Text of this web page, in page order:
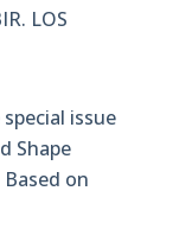
LOS
issue
Shape
on